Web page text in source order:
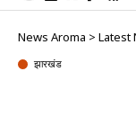
News Aroma > Latest
झारखंड